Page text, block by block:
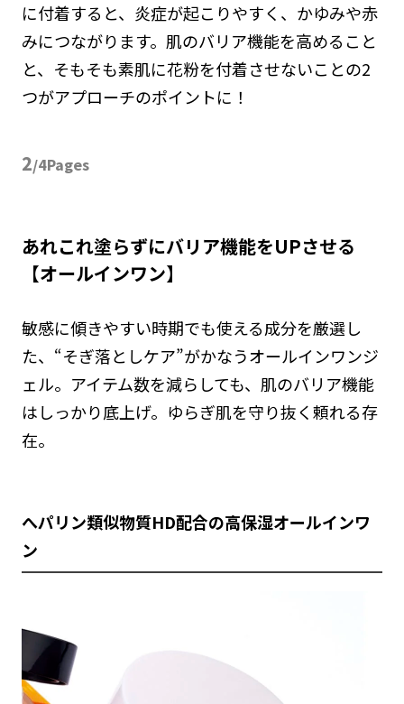
に付着すると、 炎症が起こりやすく、かゆみや赤
みにつながります。 肌のバリア機能を高めること
と、そもそも素肌に花粉を付着させないことの2
つがアプローチのポイントに！
2/4Pages
あれこれ塗らずにバリア機能をUPさせる
【オールインワン】
敏感に傾きやすい時期でも使える成分を厳選し
た、“そぎ落としケア”がかなうオールインワンジ
ェル。アイテム数を減らしても、肌のバリア機能
はしっかり底上げ。ゆらぎ肌を守り抜く頼れる存
在。
へパリン類似物質HD配合の高保湿オールインワ
ン